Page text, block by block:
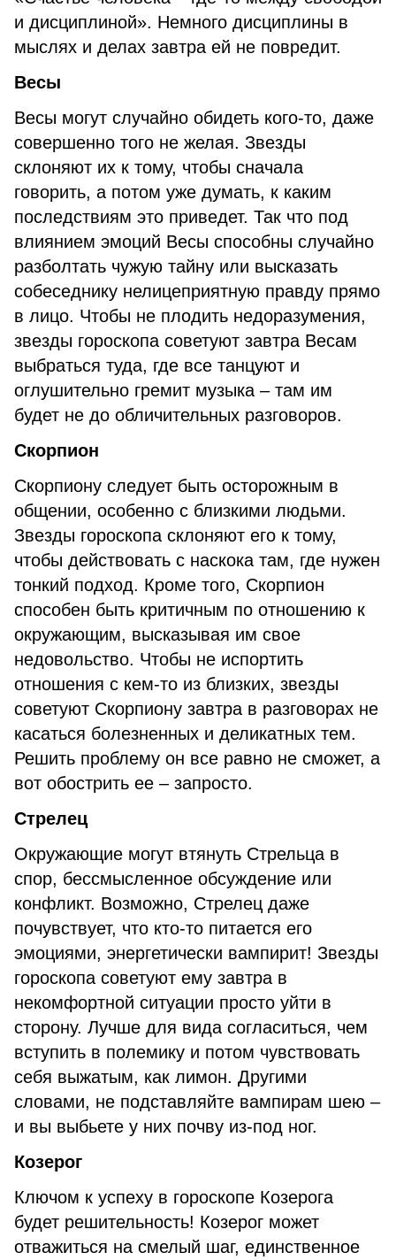
и дисциплиной». Немного дисциплины в
мыслях и делах завтра ей не повредит.
Весы
Весы могут случайно обидеть кого-то, даже
совершенно того не желая. Звезды
склоняют их к тому, чтобы сначала
говорить, а потом уже думать, к каким
последствиям это приведет. Так что под
влиянием эмоций Весы способны случайно
разболтать чужую тайну или высказать
собеседнику нелицеприятную правду прямо
в лицо. Чтобы не плодить недоразумения,
звезды гороскопа советуют завтра Весам
выбраться туда, где все танцуют и
оглушительно гремит музыка – там им
будет не до обличительных разговоров.
Скорпион
Скорпиону следует быть осторожным в
общении, особенно с близкими людьми.
Звезды гороскопа склоняют его к тому,
чтобы действовать с наскока там, где нужен
тонкий подход. Кроме того, Скорпион
способен быть критичным по отношению к
окружающим, высказывая им свое
недовольство. Чтобы не испортить
отношения с кем-то из близких, звезды
советуют Скорпиону завтра в разговорах не
касаться болезненных и деликатных тем.
Решить проблему он все равно не сможет, а
вот обострить ее – запросто.
Стрелец
Окружающие могут втянуть Стрельца в
спор, бессмысленное обсуждение или
конфликт. Возможно, Стрелец даже
почувствует, что кто-то питается его
эмоциями, энергетически вампирит! Звезды
гороскопа советуют ему завтра в
некомфортной ситуации просто уйти в
сторону. Лучше для вида согласиться, чем
вступить в полемику и потом чувствовать
себя выжатым, как лимон. Другими
словами, не подставляйте вампирам шею –
и вы выбьете у них почву из-под ног.
Козерог
Ключом к успеху в гороскопе Козерога
будет решительность! Козерог может
отважиться на смелый шаг, единственное